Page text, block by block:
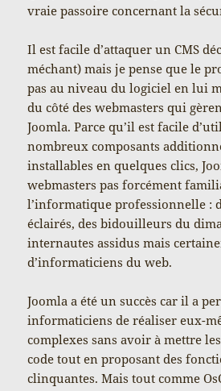
vraie passoire concernant la
Il est facile d’attaquer un CMS
méchant) mais je pense que le
pas au niveau du logiciel en lui
du côté des webmasters qui
Joomla. Parce qu’il est facile
nombreux composants
installables en quelques clics,
webmasters pas forcément
l’informatique professionnelle :
éclairés, des bidouilleurs du
internautes assidus mais
d’informaticiens du web.
Joomla a été un succès car il a
informaticiens de réaliser eux-
complexes sans avoir à mettre
code tout en proposant des
clinquantes. Mais tout comme